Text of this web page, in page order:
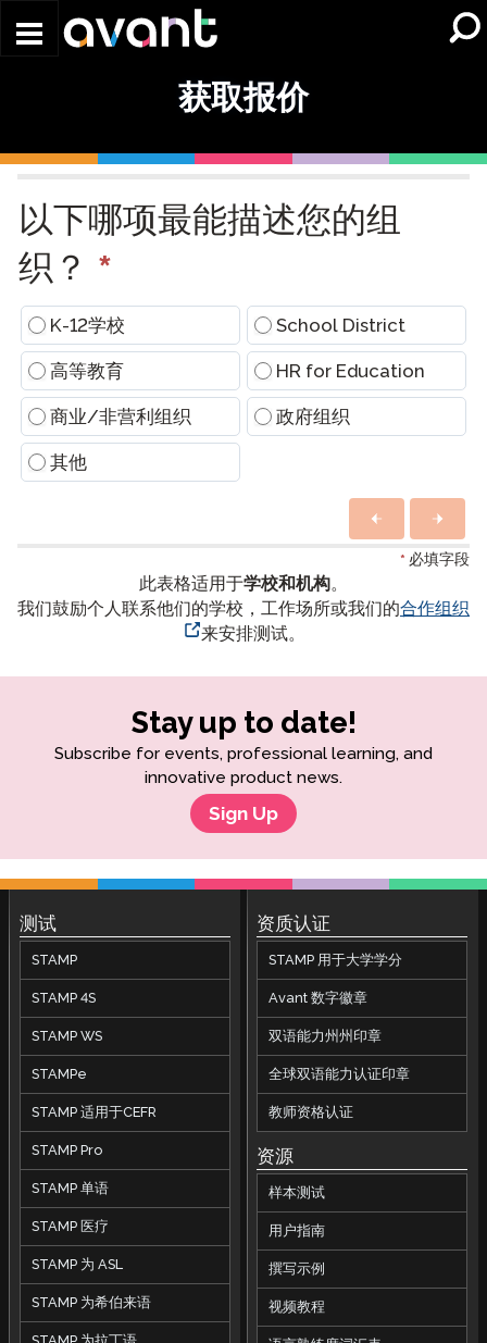
获取报价
a
Quote
(Conversational)
以下哪项最能描述您的组
织？ *
K-12学校 School District
高等教育 HR for Education
商业/非营利组织 政府组织
其他
* 必填字段
此表格适用于学校和机构。
我们鼓励个人联系他们的学校，工作场所或我们的合作组织
来安排测试。
Stay up to date!
Subscribe for events, professional learning, and
innovative product news.
Sign Up
测试
STAMP
STAMP 4S
STAMP WS
STAMPe
STAMP 适用于CEFR
STAMP Pro
STAMP 单语
STAMP 医疗
STAMP 为 ASL
STAMP 为希伯来语
资质认证
STAMP 用于大学学分
Avant 数字徽章
双语能力州州印章
全球双语能力认证印章
教师资格认证
资源
样本测试
用户指南
撰写示例
视频教程